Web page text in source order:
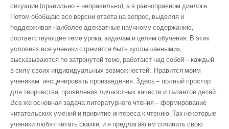
ситуации (правильно – неправильно), а в равноправном диалоге.
Потом обобщаю все версии ответа на вопрос, выделяя и
поддерживая наиболее адекватные научному содержанию,
соответствующие теме урока, задачам и целям обучения. В этих
условиях все ученики стремятся быть «услышанными»,
высказываются по затронутой теме, работают над собой – каждый
в силу своих индивидуальных возможностей. Нравится моим
ученикам инсценировать произведения. Здесь – полный простор
для творчества, проявления личностных качеств и талантов детей.
Все же основная задача литературного чтения – формирование
читательских умений и привитие интереса к чтению. Так некоторые
ученики любят читать сказки, и я предлагаю им сочинить свою